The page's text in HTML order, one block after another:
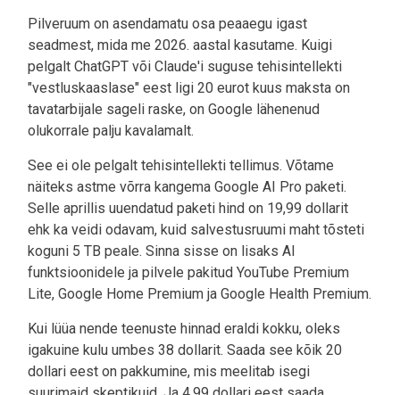
Pilveruum on asendamatu osa peaaegu igast
seadmest, mida me 2026. aastal kasutame. Kuigi
pelgalt ChatGPT või Claude'i suguse tehisintellekti
"vestluskaaslase" eest ligi 20 eurot kuus maksta on
tavatarbijale sageli raske, on Google lähenenud
olukorrale palju kavalamalt.
See ei ole pelgalt tehisintellekti tellimus. Võtame
näiteks astme võrra kangema Google AI Pro paketi.
Selle aprillis uuendatud paketi hind on 19,99 dollarit
ehk ka veidi odavam, kuid salvestusruumi maht tõsteti
koguni 5 TB peale. Sinna sisse on lisaks AI
funktsioonidele ja pilvele pakitud YouTube Premium
Lite, Google Home Premium ja Google Health Premium.
Kui lüüa nende teenuste hinnad eraldi kokku, oleks
igakuine kulu umbes 38 dollarit. Saada see kõik 20
dollari eest on pakkumine, mis meelitab isegi